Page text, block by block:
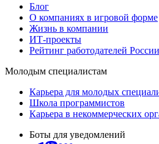
Блог
О компаниях в игровой форме
Жизнь в компании
ИТ-проекты
Рейтинг работодателей России
Молодым специалистам
Карьера для молодых
Школа программистов
Карьера в некоммерческих
Боты для уведомлений